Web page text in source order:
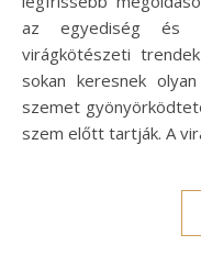
az egyediség és
virágkötészeti
sokan keresnek
szemet
szem előtt tartják. A